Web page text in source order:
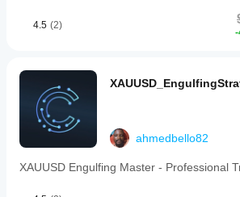
4.5 (2)
ahmedbello82
XAUUSD Engulfing Master - Professional